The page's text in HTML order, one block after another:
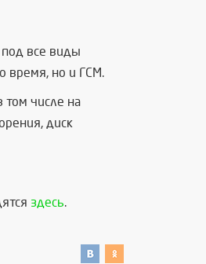
все виды
время, но и ГСМ.
том числе на
диск
здесь.